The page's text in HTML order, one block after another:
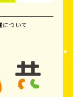
について